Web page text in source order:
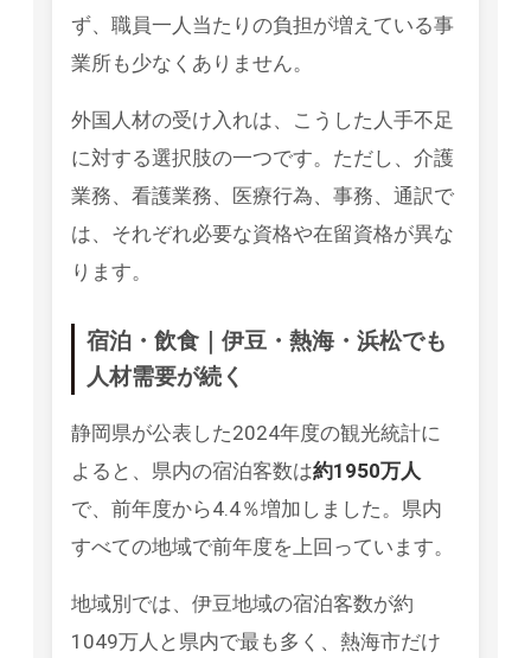
ず、職員一人当たりの負担が増えている事
業所も少なくありません。
外国人材の受け入れは、こうした人手不足
に対する選択肢の一つです。ただし、介護
業務、看護業務、医療行為、事務、通訳で
は、それぞれ必要な資格や在留資格が異な
ります。
宿泊・飲食｜伊豆・熱海・浜松でも
人材需要が続く
静岡県が公表した2024年度の観光統計に
よると、県内の宿泊客数は約1950万人
で、前年度から4.4％増加しました。県内
すべての地域で前年度を上回っています。
地域別では、伊豆地域の宿泊客数が約
1049万人と県内で最も多く、熱海市だけ